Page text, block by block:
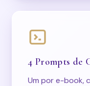
4 Prompts de
Um por e-book,